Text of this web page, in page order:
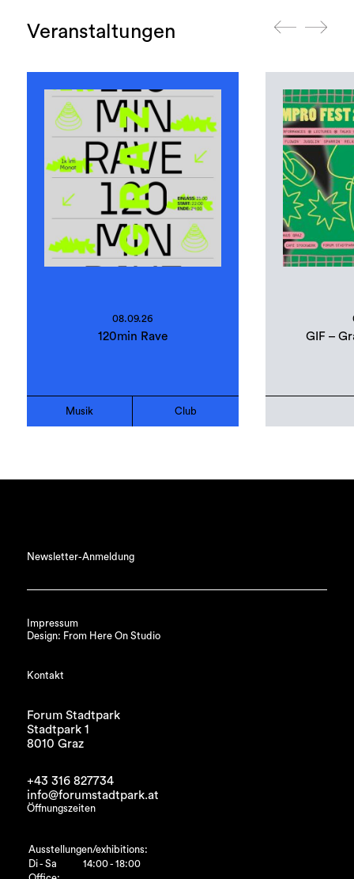
Veranstaltungen
08.09.26
120min Rave
Musik Club
GIF –
Newsletter-Anmeldung
Impressum
Design: From Here On Studio
Kontakt
Forum Stadtpark
Stadtpark 1
8010 Graz
+43 316 827734
info@forumstadtpark.at
Öffnungszeiten
Ausstellungen/exhibitions:
Di - Sa
14:00 - 18:00